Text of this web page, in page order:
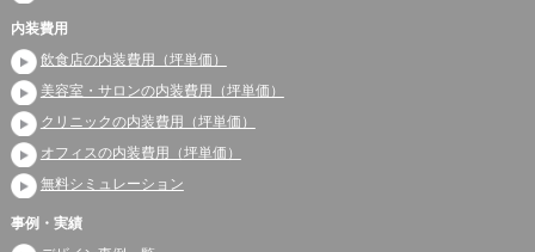
内装費用
飲食店の内装費用（坪単価）
美容室・サロンの内装費用（坪単価）
クリニックの内装費用（坪単価）
オフィスの内装費用（坪単価）
無料シミュレーション
事例・実績